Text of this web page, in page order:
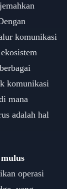
komunikasi
komunikasi
mana
adalah hal
operasi